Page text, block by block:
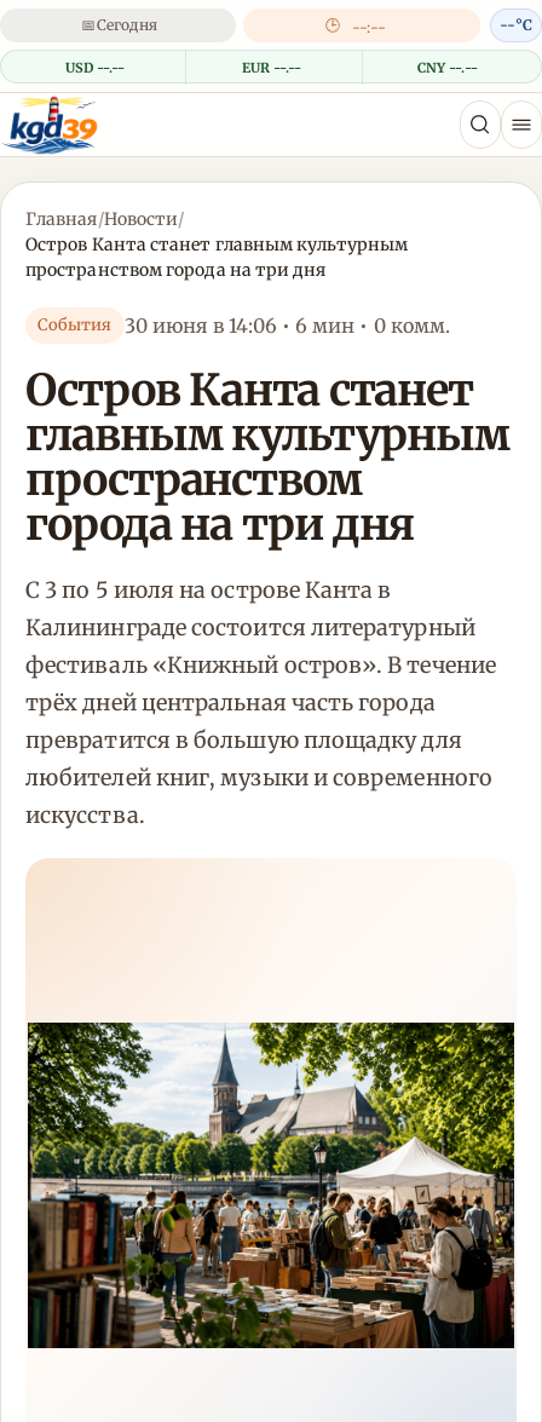
📅Сегодня 🕒 --:--
USD --.-- EUR --.-- CNY --.--
--°C
Главная/Новости/
Остров Канта станет главным культурным
пространством города на три дня
События 30 июня в 14:06 • 6 мин • 0 комм.
Остров Канта станет
главным культурным
пространством
города на три дня
С 3 по 5 июля на острове Канта в
Калининграде состоится литературный
фестиваль «Книжный остров». В течение
трёх дней центральная часть города
превратится в большую площадку для
любителей книг, музыки и современного
искусства.